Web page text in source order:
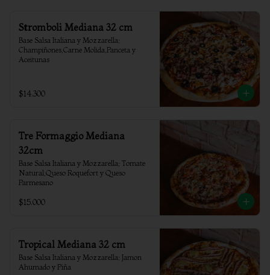
Stromboli Mediana 32 cm
Base Salsa Italiana y Mozzarella;
Champiñones,Carne Molida,Panceta y
Aceitunas
$14.300
Tre Formaggio Mediana
32cm
Base Salsa Italiana y Mozzarella; Tomate
Natural,Queso Roquefort y Queso
Parmesano
$15.000
Tropical Mediana 32 cm
Base Salsa Italiana y Mozzarella; Jamon
Ahumado y Piña